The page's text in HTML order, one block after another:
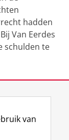
hadden
Van Eerdes
schulden te
van